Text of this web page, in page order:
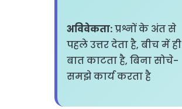
अविवेकता:प्रश्नों के अंत से
पहले उत्तर देता है, बीच में ही
बात काटता है, बिना सोचे-
समझे कार्य करता है